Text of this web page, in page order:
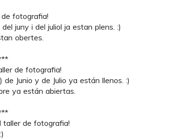
fotografia!
juny i del juliol ja estan plens. :)
obertes.
de fotografia!
Junio y de Julio ya están llenos. :)
ya están abiertas.
de fotografia!